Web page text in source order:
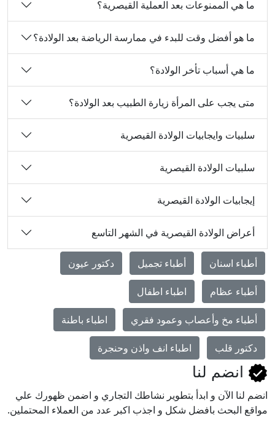
ما هي الممنوعات بعد العملية القيصرية؟
ما هو أفضل وقت للبدء في ممارسة الرياضة بعد الولادة؟
ما هي أسباب تأخر الولادة؟
متى يجب على المرأة زيارة الطبيب بعد الولادة؟
سلبيات وايجابيات الولادة القيصرية
سلبيات الولادة القيصرية
إيجابيات الولادة القيصرية
أعراض الولادة القيصرية في الشهر التاسع
أطباء اسنان أطباء تجميل دكتور عيون
أطباء عظام اطباء اطفال
أطباء مخ وأعصاب وعمود فقري اطباء باطنة
دكتور قلب اطباء انف واذن وحنجرة
انضم لنا
انضم لنا اﻵن و ابدأ بتطوير نشاطك التجاري و اضمن ظهورك علي
مواقع البحث بافضل شكل و اجذب اكبر عدد من العملاء المحتملين.